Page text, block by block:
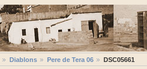
Diablons Pere de Tera 06 DSC05661